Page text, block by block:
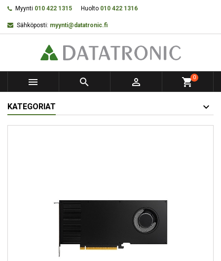
Myynti 010 422 1315 Huolto 010 422 1316
Sähköposti: myynti@datatronic.fi
   shopping_cart0
KATEGORIAT